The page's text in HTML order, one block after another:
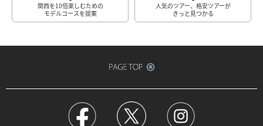
関西を10倍楽しむための
モデルコースを提案
人気のツアー、格安ツアーが
きっと見つかる